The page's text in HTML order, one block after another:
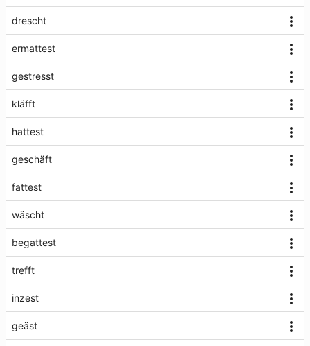
drescht
ermattest
gestresst
kläfft
hattest
geschäft
fattest
wäscht
begattest
trefft
inzest
geäst